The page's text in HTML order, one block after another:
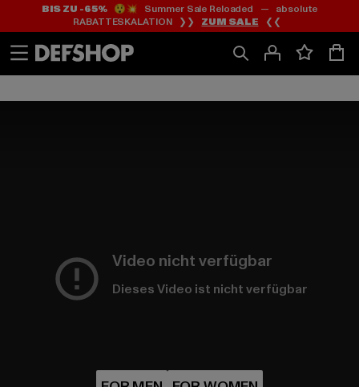
Zum
Inhalt
springen
Zum
Fußzeile
springen
BIS ZU -65%😲💥 Summer Sale Reloaded — absolute
RABATTESKALATION ❯❯ ZUM SALE ❮❮
Video nicht verfügbar
Dieses Video ist nicht verfügbar